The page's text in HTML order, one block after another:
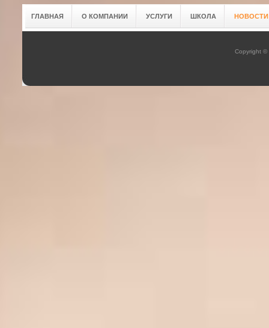
ГЛАВНАЯ О КОМПАНИИ УСЛУГИ ШКОЛА НОВОСТИ
Copyright